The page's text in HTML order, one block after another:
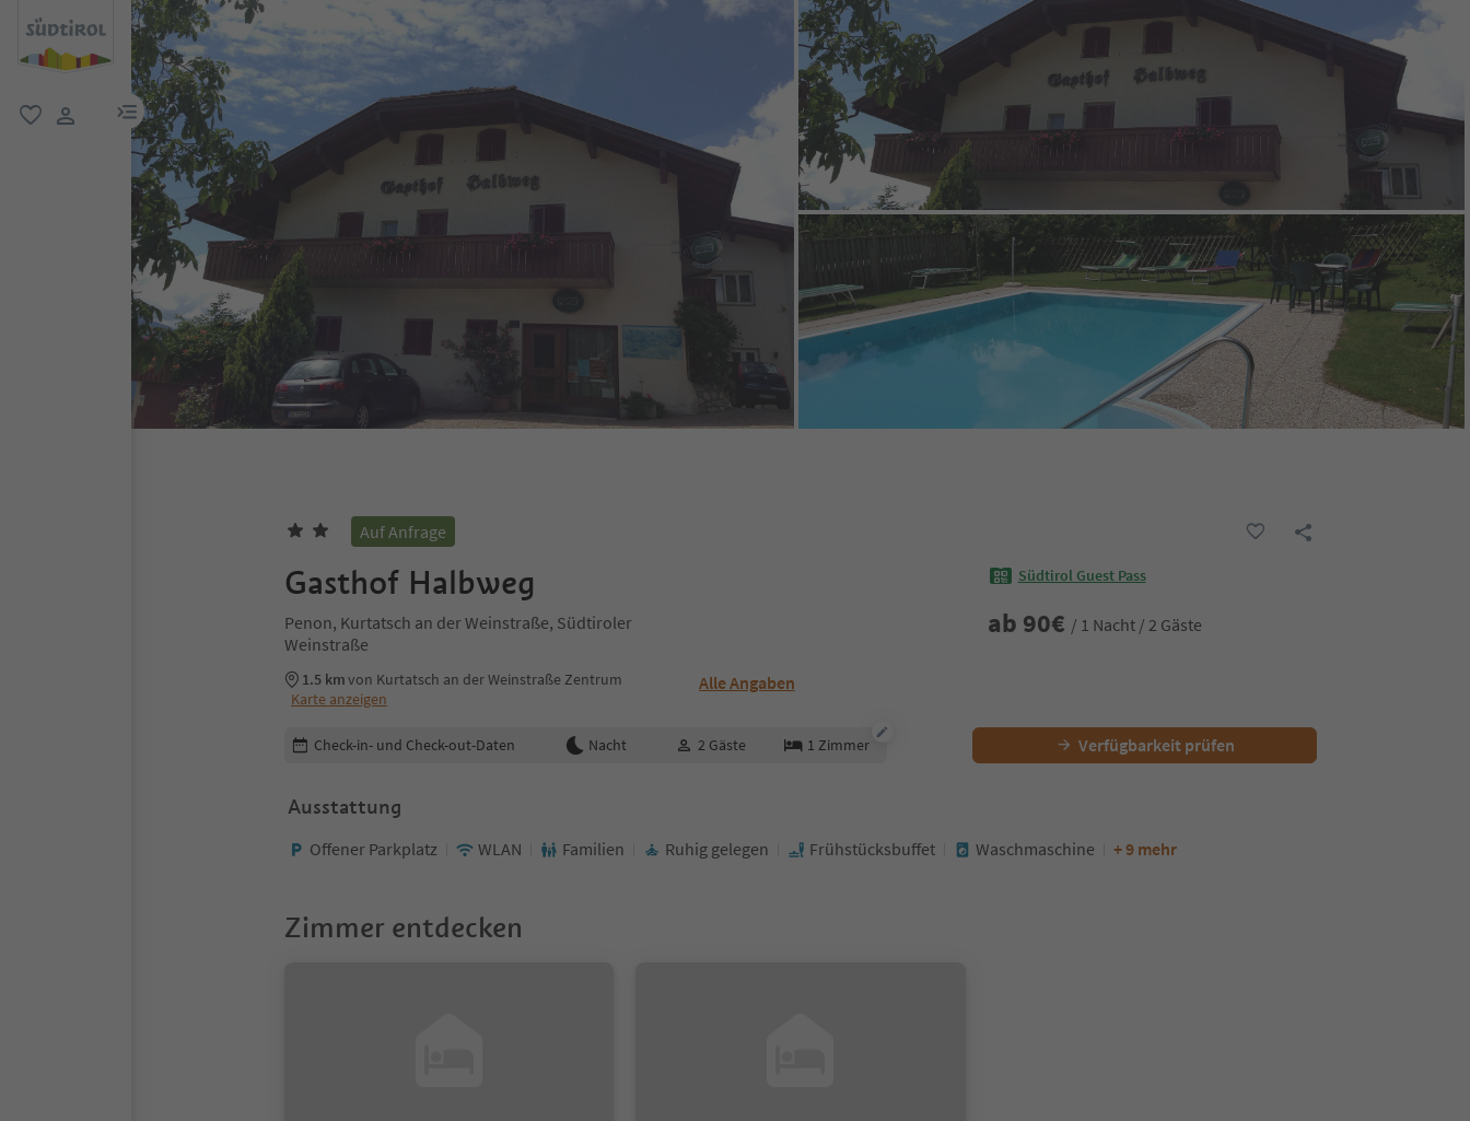
menu link
Auf Anfrage
Gasthof Halbweg
Penon, Kurtatsch an der Weinstraße, Südtiroler
Weinstraße
1.5 kmvon Kurtatsch an der Weinstraße Zentrum
Karte anzeigen
Alle Angaben
Südtirol Guest Pass
ab 90€ / 1 Nacht / 2 Gäste
Buchungsdetails bearbeiten
Check-in- und Check-out-Daten Nacht 2 Gäste 1 Zimmer Verfügbarkeit prüfen
Ausstattung
Offener Parkplatz WLAN Familien Ruhig gelegen Frühstücksbuffet Waschmaschine + 9 mehr
Zimmer entdecken